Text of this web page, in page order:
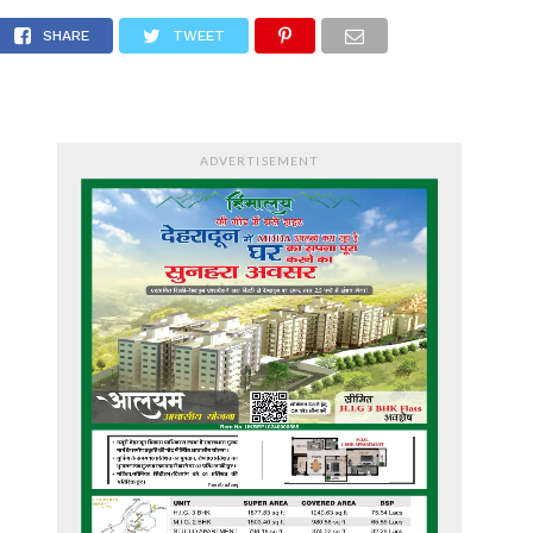
SHARE TWEET
ADVERTISEMENT